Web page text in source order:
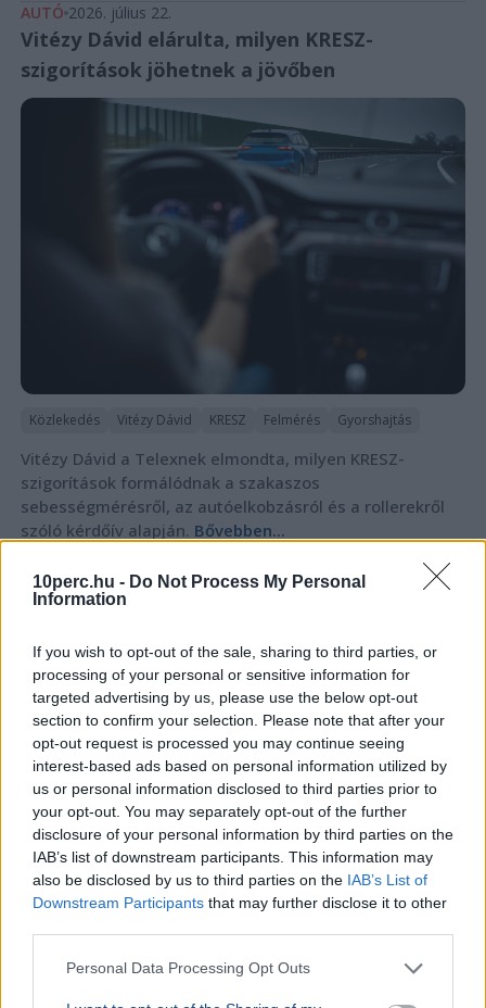
10perc.hu - Do Not Process My Personal
Information
If you wish to opt-out of the sale, sharing to third parties, or
processing of your personal or sensitive information for
targeted advertising by us, please use the below opt-out
section to confirm your selection. Please note that after your
opt-out request is processed you may continue seeing
interest-based ads based on personal information utilized by
us or personal information disclosed to third parties prior to
your opt-out. You may separately opt-out of the further
disclosure of your personal information by third parties on the
IAB’s list of downstream participants. This information may
also be disclosed by us to third parties on the IAB’s List of
Downstream Participants that may further disclose it to other
Personal Data Processing Opt Outs
AUTÓ 2026. július 22.
Vitézy Dávid elárulta, milyen KRESZ-
szigorítások jöhetnek a jövőben
Közlekedés Vitézy Dávid KRESZ Felmérés Gyorshajtás
Vitézy Dávid a Telexnek elmondta, milyen KRESZ-
szigorítások formálódnak a szakaszos
sebességmérésről, az autóelkobzásról és a rollerekről
szóló kérdőív alapján. Bővebben...
Használtautó
AUTÓ
A magyar autók harmada már 20 évesnél
AUTÓ